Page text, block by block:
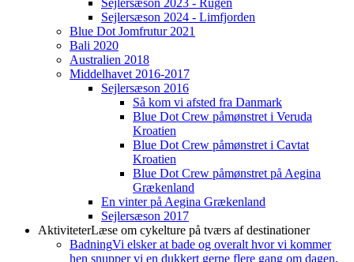
Sejlersæson 2023 - Rügen
Sejlersæson 2024 - Limfjorden
Blue Dot Jomfrutur 2021
Bali 2020
Australien 2018
Middelhavet 2016-2017
Sejlersæson 2016
Så kom vi afsted fra Danmark
Blue Dot Crew påmønstret i Veruda
Kroatien
Blue Dot Crew påmønstret i Cavtat
Kroatien
Blue Dot Crew påmønstret på Aegina
Grækenland
En vinter på Aegina Grækenland
Sejlersæson 2017
AktiviteterLæse om cykelture på tværs af destinationer
BadningVi elsker at bade og overalt hvor vi kommer
hen snupper vi en dukkert gerne flere gang om dagen.